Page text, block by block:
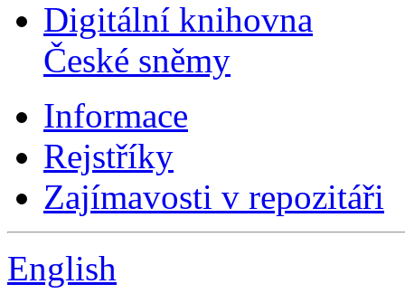
Digitální knihovna
České sněmy
Informace
Rejstříky
Zajímavosti v repozitáři
English